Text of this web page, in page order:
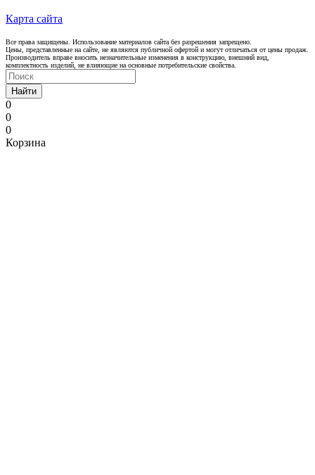
Карта сайта
Все права защищены. Использование материалов сайта без разрешения запрещено.
Цены, представленные на сайте, не являются публичной офертой и могут отличаться от цены продаж.
Производитель вправе вносить незначительные изменения в конструкцию, внешний вид,
комплектность изделий, не влияющие на основные потребительские свойства.
Найти
0
0
0
Корзина